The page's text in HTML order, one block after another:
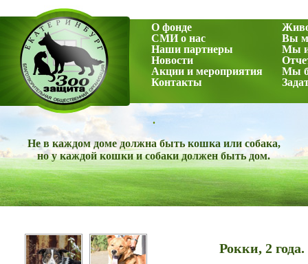
О фонде
СМИ о нас
Наши партнеры
Новости
Акции и мероприятия
Контакты
Вы
Мы
Мы
.
Не в каждом доме должна быть кошка или собака,
но у каждой кошки и собаки должен быть дом.
Рокки, 2 года.